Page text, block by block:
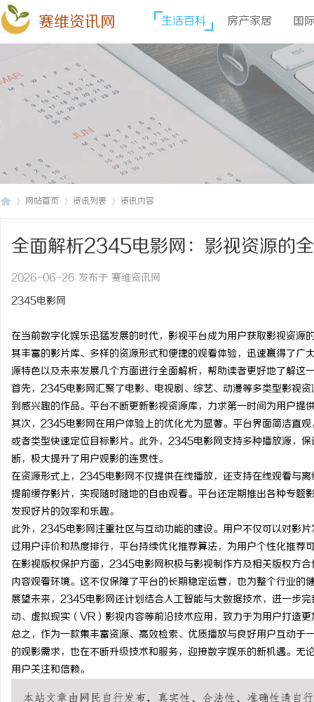
赛维资讯网 生活百科 房产家居 国
网站首页 资讯列表 资讯内容
全面解析2345电影网：影视资源的
2026-06-26 发布于 赛维资讯网
2345电影网
在当前数字化娱乐迅猛发展的时代，影视平台成为用户获取影视资
其丰富的影片库、多样的资源形式和便捷的观看体验，迅速赢得了
源特色以及未来发展几个方面进行全面解析，帮助读者更好地了解这
首先，2345电影网汇聚了电影、电视剧、综艺、动漫等多类型影视
到感兴趣的作品。平台不断更新影视资源库，力求第一时间为用户提
其次，2345电影网在用户体验上的优化尤为显著。平台界面简洁直
或者类型快速定位目标影片。此外，2345电影网支持多种播放源，
断，极大提升了用户观影的连贯性。
在资源形式上，2345电影网不仅提供在线播放，还支持在线观看与
提前缓存影片，实现随时随地的自由观看。平台还定期推出各种专
发现好片的效率和乐趣。
此外，2345电影网注重社区与互动功能的建设。用户不仅可以对影
过用户评价和热度排行，平台持续优化推荐算法，为用户个性化推荐
在影视版权保护方面，2345电影网积极与影视制作方及相关版权方
内容观看环境。这不仅保障了平台的长期稳定运营，也为整个行业的
展望未来，2345电影网还计划结合人工智能与大数据技术，进一步
动、虚拟现实（VR）影视内容等前沿技术应用，致力于为用户打造
总之，作为一款集丰富资源、高效检索、优质播放与良好用户互动
的观影需求，也在不断升级技术和服务，迎接数字娱乐的新机遇。
用户关注和信赖。
贝净 AC 国际医疗实验